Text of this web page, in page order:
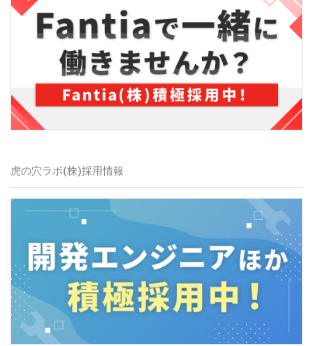
虎の穴ラボ(株)採用情報